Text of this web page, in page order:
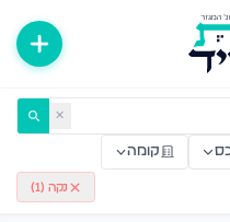
רשות היחיד ✕
קומה
נקה ( 1
)